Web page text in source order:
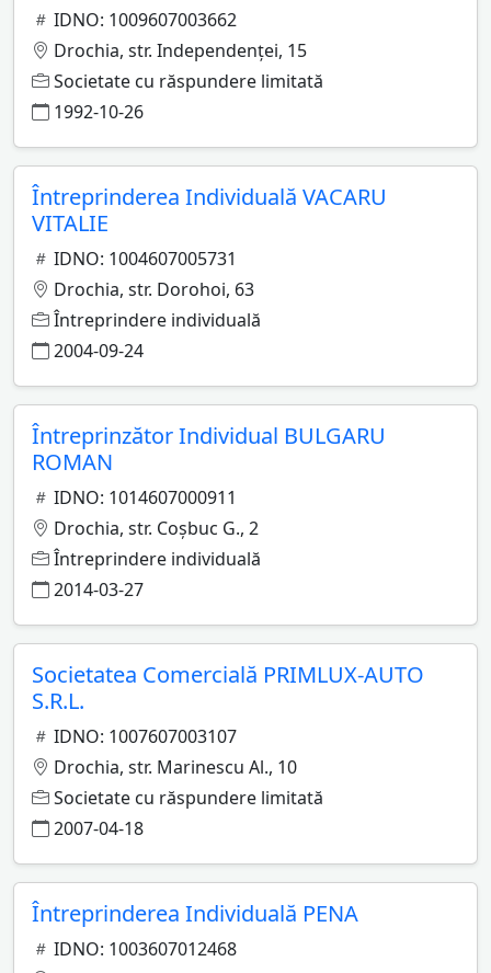
IDNO: 1009607003662
Drochia, str. Independenţei, 15
Societate cu răspundere limitată
1992-10-26
Întreprinderea Individuală VACARU
VITALIE
IDNO: 1004607005731
Drochia, str. Dorohoi, 63
Întreprindere individuală
2004-09-24
Întreprinzător Individual BULGARU
ROMAN
IDNO: 1014607000911
Drochia, str. Coşbuc G., 2
Întreprindere individuală
2014-03-27
Societatea Comercială PRIMLUX-AUTO
S.R.L.
IDNO: 1007607003107
Drochia, str. Marinescu Al., 10
Societate cu răspundere limitată
2007-04-18
Întreprinderea Individuală PENA
IDNO: 1003607012468